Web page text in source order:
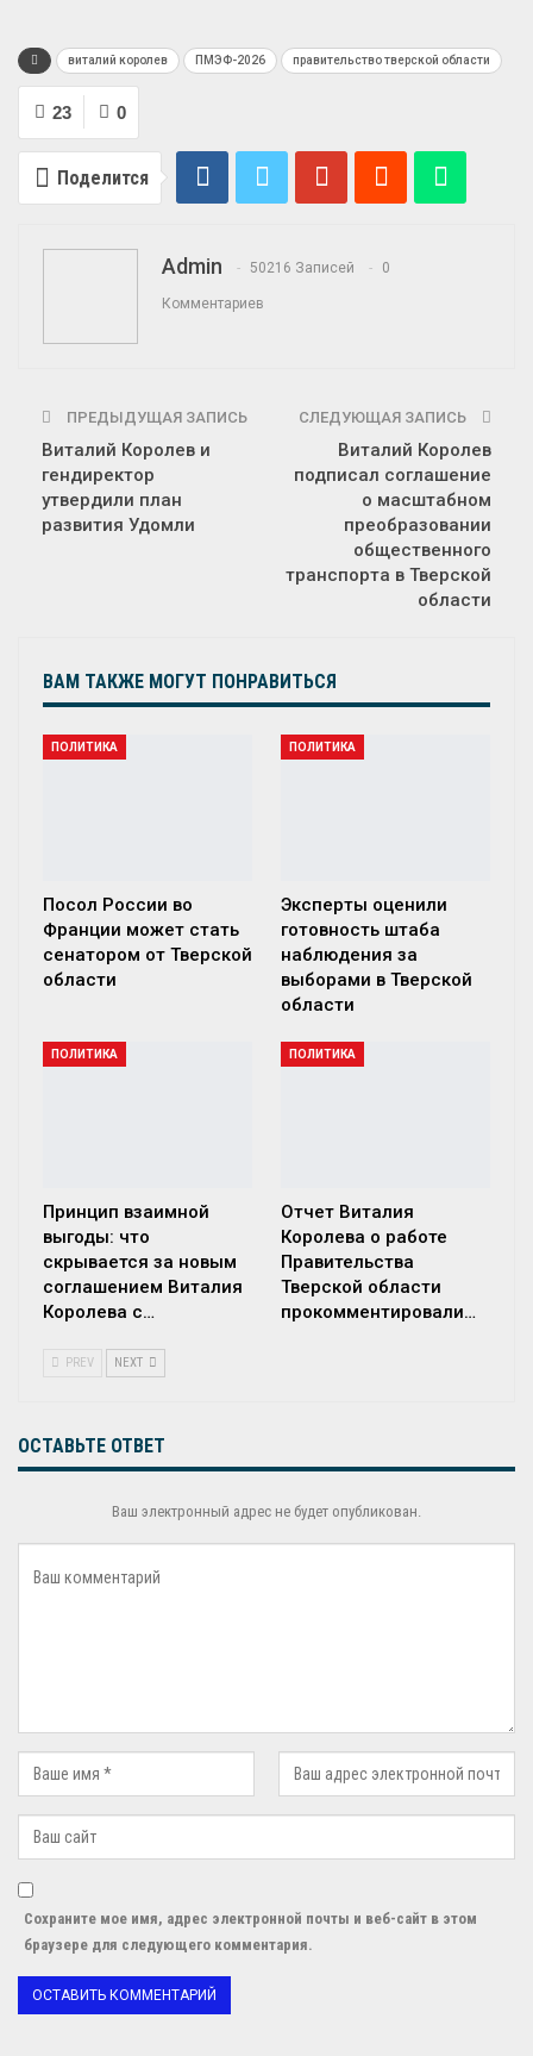
виталий королев ПМЭФ-2026 правительство тверской области
0
23
Поделится
Admin 50216 Записей 0
Комментариев
ПРЕДЫДУЩАЯ ЗАПИСЬ
Виталий Королев и
гендиректор
утвердили план
развития Удомли
СЛЕДУЮЩАЯ ЗАПИСЬ
Виталий Королев
подписал соглашение
о масштабном
преобразовании
общественного
транспорта в Тверской
области
ВАМ ТАКЖЕ МОГУТ ПОНРАВИТЬСЯ
ПОЛИТИКА
Посол России во
Франции может стать
сенатором от Тверской
области
ПОЛИТИКА
Эксперты оценили
готовность штаба
наблюдения за
выборами в Тверской
области
ПОЛИТИКА
Принцип взаимной
выгоды: что
скрывается за новым
соглашением Виталия
Королева с…
ПОЛИТИКА
Отчет Виталия
Королева о работе
Правительства
Тверской области
прокомментировали…
PREV NEXT
ОСТАВЬТЕ ОТВЕТ
Ваш электронный адрес не будет опубликован.
Сохраните мое имя, адрес электронной почты и веб-сайт в этом
браузере для следующего комментария.